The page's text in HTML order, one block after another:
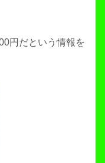
円だという情報を